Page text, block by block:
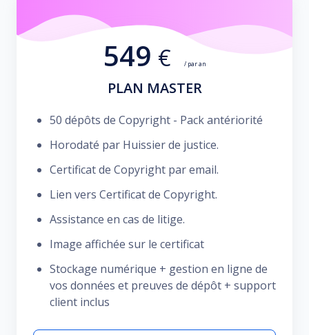
549 € / par an
PLAN MASTER
50 dépôts de Copyright - Pack antériorité
Horodaté par Huissier de justice.
Certificat de Copyright par email.
Lien vers Certificat de Copyright.
Assistance en cas de litige.
Image affichée sur le certificat
Stockage numérique + gestion en ligne de
vos données et preuves de dépôt + support
client inclus